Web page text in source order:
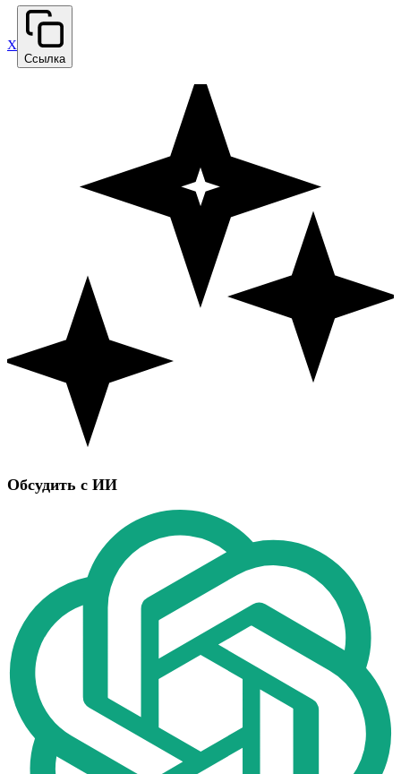
X
Ссылка
Обсудить с ИИ